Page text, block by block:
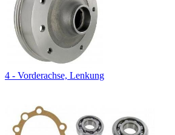
4 - Vorderachse, Lenkung